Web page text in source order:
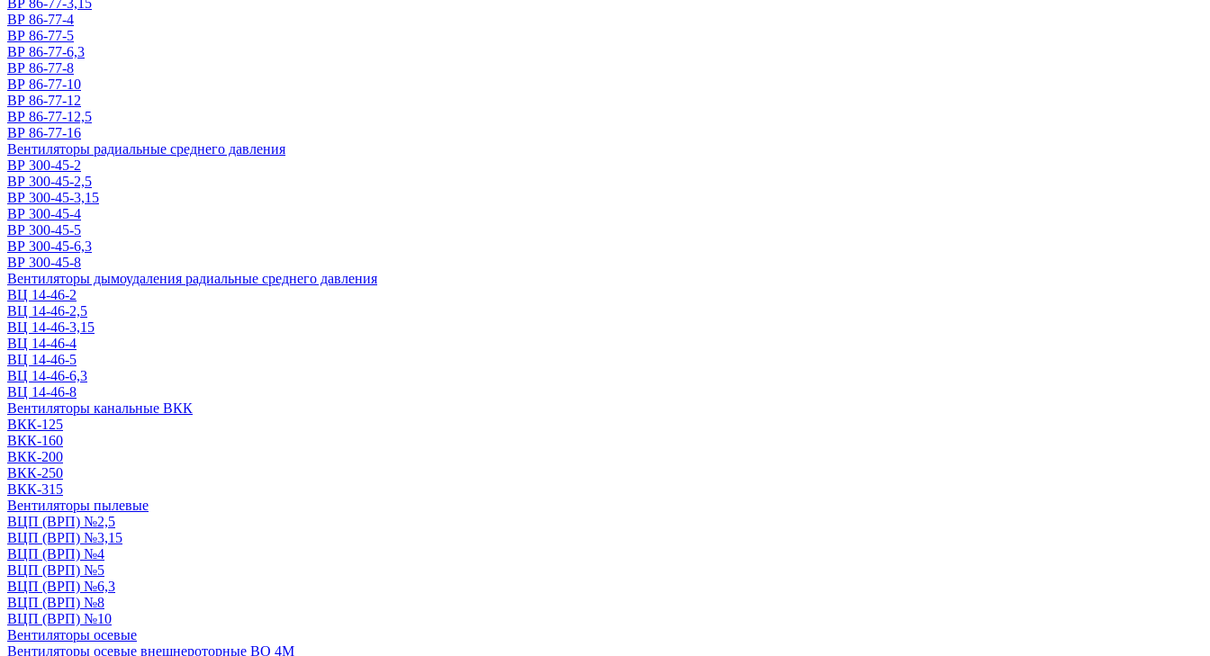
ВР 86-77-3,15
ВР 86-77-4
ВР 86-77-5
ВР 86-77-6,3
ВР 86-77-8
ВР 86-77-10
ВР 86-77-12
ВР 86-77-12,5
ВР 86-77-16
Вентиляторы радиальные среднего давления
ВР 300-45-2
ВР 300-45-2,5
ВР 300-45-3,15
ВР 300-45-4
ВР 300-45-5
ВР 300-45-6,3
ВР 300-45-8
Вентиляторы дымоудаления радиальные среднего давления
ВЦ 14-46-2
ВЦ 14-46-2,5
ВЦ 14-46-3,15
ВЦ 14-46-4
ВЦ 14-46-5
ВЦ 14-46-6,3
ВЦ 14-46-8
Вентиляторы канальные ВКК
ВКК-125
ВКК-160
ВКК-200
ВКК-250
ВКК-315
Вентиляторы пылевые
ВЦП (ВРП) №2,5
ВЦП (ВРП) №3,15
ВЦП (ВРП) №4
ВЦП (ВРП) №5
ВЦП (ВРП) №6,3
ВЦП (ВРП) №8
ВЦП (ВРП) №10
Вентиляторы осевые
Вентиляторы осевые внешнероторные ВО 4М